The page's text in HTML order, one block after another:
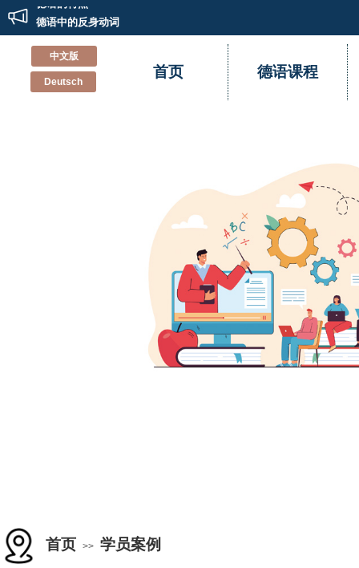
德语的特点
德语中的反身动词
德语欧标歌德A1证书备考指南
记一次别开生面的德语兴趣班双“旦”Party
新德福考试怎样准备？辰品外语来教你
不“德”不“福”！辰品外语多名学员德福考试斩获高分！！
德语欧标歌德A1证书备考指南
记一次别开生面的德语兴趣班双“旦”Party
新德福考试怎样准备？辰品外语来教你
不“德”不“福”！辰品外语多名学员德福考试斩获高分！！
德语小白到德福高分的经验分享
德语培训班里会教你的那些事
Deutsch
首页 德语课程
中文版
首页 >> 学员案例